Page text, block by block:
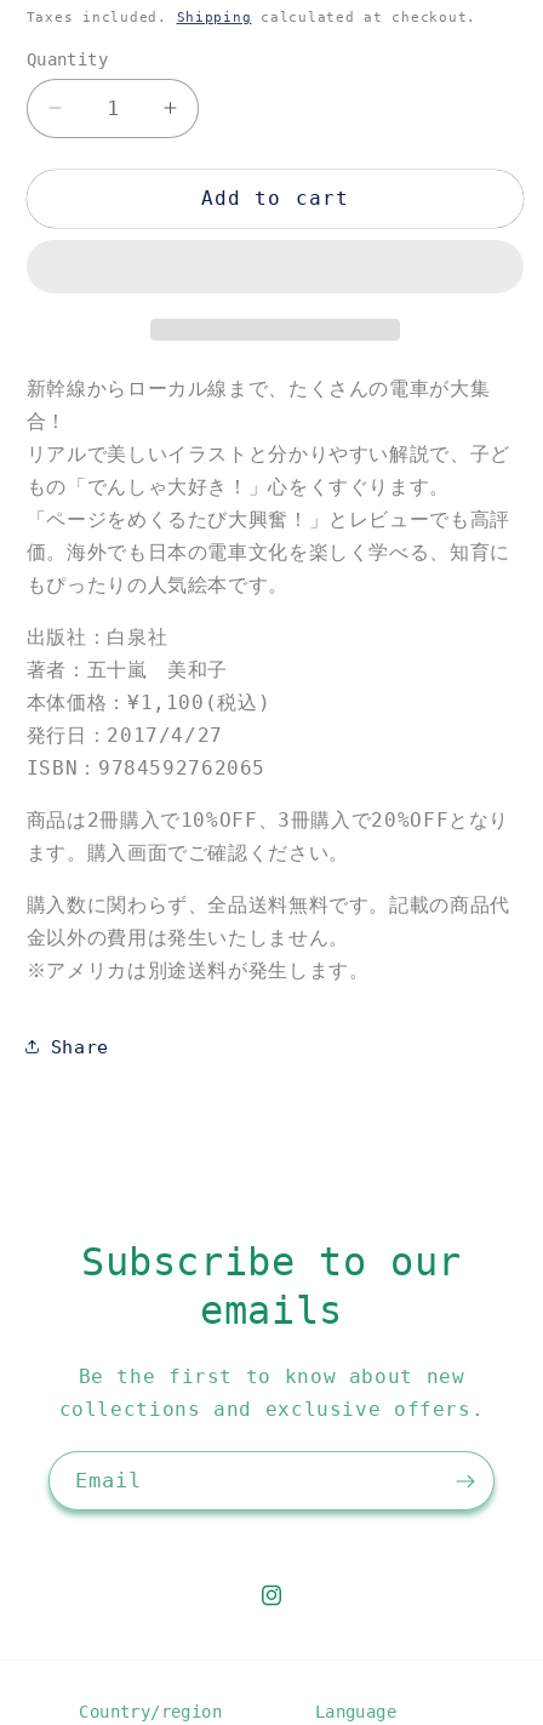
price
Taxes included. Shipping calculated at checkout.
Quantity
Quantity
Decrease
quantity
for
ん
か
ん
（コ
ド
モ
エ
の
ほ
ん）
Increase
quantity
for
ん
か
（コ
ド
モ
エ
の
ん）
Add to cart
新幹線からローカル線まで、たくさんの電車が大集
合！
リアルで美しいイラストと分かりやすい解説で、子ど
もの「でんしゃ大好き！」心をくすぐります。
「ページをめくるたび大興奮！」とレビューでも高評
価。海外でも日本の電車文化を楽しく学べる、知育に
もぴったりの人気絵本です。
出版社： 白泉社
著者：五十嵐 美和子
本体価格：¥1,100(税込)
発行日： 2017/4/27
ISBN：9784592762065
商品は2冊購入で10%OFF、3冊購入で20%OFFとなり
ます。購入画面でご確認ください。
購入数に関わらず、全品送料無料です。記載の商品代
金以外の費用は発生いたしません。
※アメリカは別途送料が発生します。
Share
Subscribe to our
emails
Be the first to know about new
collections and exclusive offers.
Email
Instagram
Country/region Language